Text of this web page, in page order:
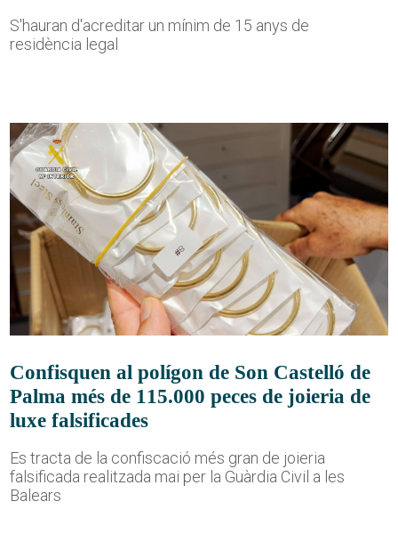
S'hauran d'acreditar un mínim de 15 anys de
residència legal
Confisquen al polígon de Son Castelló de
Palma més de 115.000 peces de joieria de
luxe falsificades
Es tracta de la confiscació més gran de joieria
falsificada realitzada mai per la Guàrdia Civil a les
Balears